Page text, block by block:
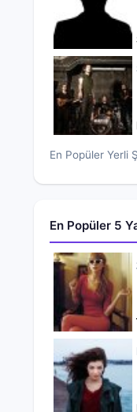
En Popüler Yerli
En Popüler 5